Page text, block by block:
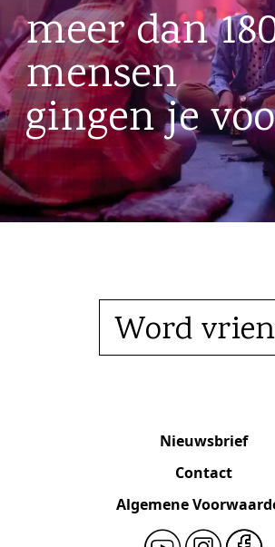
meer dan
mensen
gingen je
Word
Nieuwsbrief
Contact
Algemene